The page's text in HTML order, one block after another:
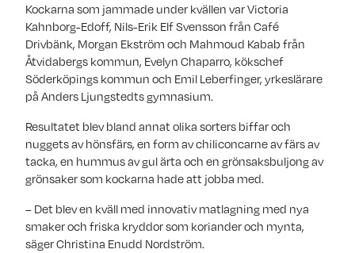
Kockarna som jammade under kvällen var Victoria
Kahnborg-Edoff, Nils-Erik Elf Svensson från Café
Drivbänk, Morgan Ekström och Mahmoud Kabab från
Åtvidabergs kommun, Evelyn Chaparro, kökschef
Söderköpings kommun och Emil Leberfinger, yrkeslärare
på Anders Ljungstedts gymnasium.
Resultatet blev bland annat olika sorters biffar och
nuggets av hönsfärs, en form av chiliconcarne av färs av
tacka, en hummus av gul ärta och en grönsaksbuljong av
grönsaker som kockarna hade att jobba med.
– Det blev en kväll med innovativ matlagning med nya
smaker och friska kryddor som koriander och mynta,
säger Christina Enudd Nordström.